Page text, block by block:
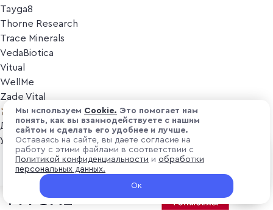
Tayga8
Thorne Research
Trace Minerals
VedaBiotica
Vitual
WellMe
Zade Vital
Косметика
Дезодоранты
Уход за лицом
Уход за телом
Популярные бренды
₽ 3 000
+ 90 ₽ витуальками
В корзину
Мы используем Cоokіе. Это помогает нам
понять, как вы взаимодействуете с нашим
сайтом и сделать его удобнее и лучше.
Оставаясь на сайте, вы даете согласие на
работу с этими файлами в соответствии с
Политикой конфиденциальности и обработки
персональных данных.
Ок